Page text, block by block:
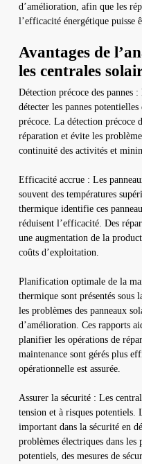
d’amélioration, afin que les
l’efficacité énergétique puisse
Avantages de
les centrales
Détection précoce des pannes
détecter les pannes
précoce. La détection précoce
réparation et évite les
continuité des activités et
Efficacité accrue : Les
souvent des températures
thermique identifie ces
réduisent l’efficacité. Des
une augmentation de la
coûts d’exploitation.
Planification optimale de la
thermique sont présentés sous
les problèmes des panneaux
d’amélioration. Ces rapports
planifier les opérations de
maintenance sont gérés plus
opérationnelle est assurée.
Assurer la sécurité : Les
tension et à risques potentiels.
important dans la sécurité en
problèmes électriques dans
potentiels, des mesures de